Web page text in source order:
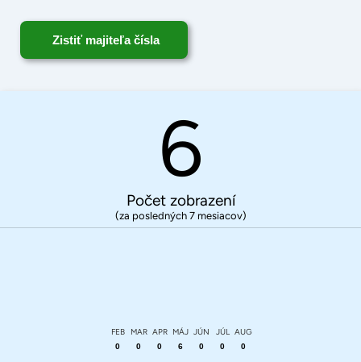
Zistiť majiteľa čísla
6
Počet zobrazení
(za posledných 7 mesiacov)
FEB
0
MAR
0
APR
0
MÁJ
6
JÚN
0
JÚL
0
AUG
0